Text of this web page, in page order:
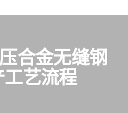
压合金无缝钢
艺流程